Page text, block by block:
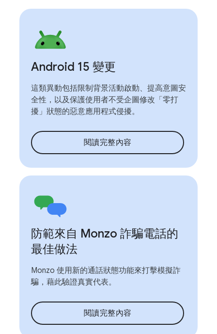
Android 15 變更
這類異動包括限制背景活動啟動、提高意圖安
全性，以及保護使用者不受企圖修改「零打
擾」狀態的惡意應用程式侵擾。
閱讀完整內容
防範來自 Monzo 詐騙電話的
最佳做法
Monzo 使用新的通話狀態功能來打擊模擬詐
騙，藉此驗證真實代表。
閱讀完整內容